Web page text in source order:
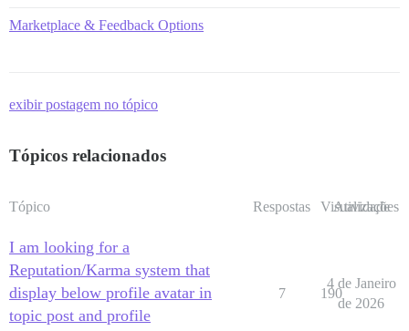
Marketplace & Feedback Options
exibir postagem no tópico
Tópicos relacionados
Tópico Respostas Visualizações
Atividade
I am looking for a
Reputation/Karma system that
display below profile avatar in
topic post and profile
7 190
4 de Janeiro
de 2026